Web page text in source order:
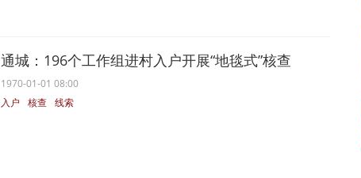
通城：196个工作组进村入户开展“地毯式”核查
1970-01-01 08:00
入户
核查 线索